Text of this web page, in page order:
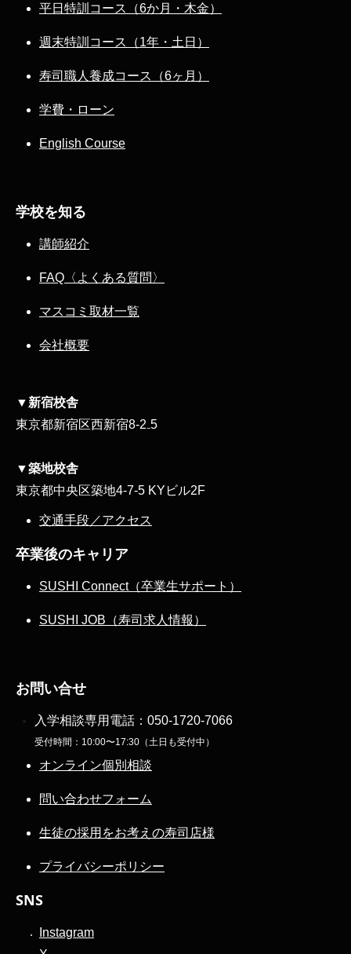
平日特訓コース（6か月・木金）
週末特訓コース（1年・土日）
寿司職人養成コース（6ヶ月）
学費・ローン
English Course
学校を知る
講師紹介
FAQ〈よくある質問〉
マスコミ取材一覧
会社概要
▼新宿校舎
東京都新宿区西新宿8‐2₋5
▼築地校舎
東京都中央区築地4-7-5 KYビル2F
交通手段／アクセス
卒業後のキャリア
SUSHI Connect（卒業生サポート）
SUSHI JOB（寿司求人情報）
お問い合せ
入学相談専用電話： 050-1720-7066
受付時間：10:00〜17:30（土日も受付中）
オンライン個別相談
問い合わせフォーム
生徒の採用をお考えの寿司店様
プライバシーポリシー
SNS
Instagram